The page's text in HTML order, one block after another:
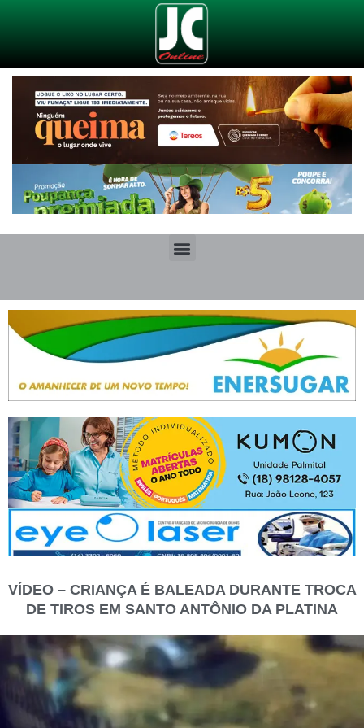
VÍDEO – CRIANÇA É BALEADA DURANTE TROCA
DE TIROS EM SANTO ANTÔNIO DA PLATINA